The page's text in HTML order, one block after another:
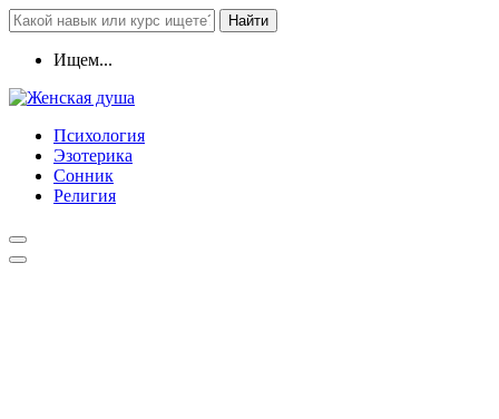
Найти
Ищем...
Психология
Эзотерика
Сонник
Религия